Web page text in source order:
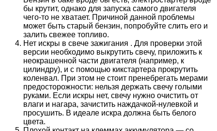
бы крутит, однако для запуска самого двигателя
чего-то не хватает. Причиной данной проблемы
может быть старый бензин, попробуйте слить его и
залить свежее топливо.
Нет искры в свече зажигания . Для проверки этой
версии необходимо выкрутить свечу, приложить к
неокрашенной части двигателя (например, к
цилиндру), и с помощью кикстартера прокрутить
коленвал. При этом не стоит пренебрегать мерами
предосторожности: нельзя держать свечу голыми
руками. Если искры нет, свечу нужно очистить от
влаги и нагара, зачистить наждачкой-нулевкой и
просушить. В идеале искра должна быть белого
цвета.